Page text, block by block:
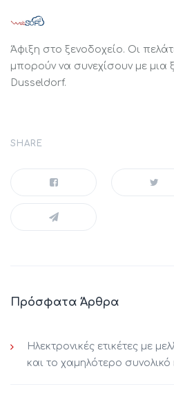
Άφιξη στο ξενοδοχείο. Οι
μπορούν να συνεχίσουν με μια
Dusseldorf.
SHARE
Πρόσφατα Άρθρα
Ηλεκτρονικές ετικέτες με
και το χαμηλότερο συνολικό